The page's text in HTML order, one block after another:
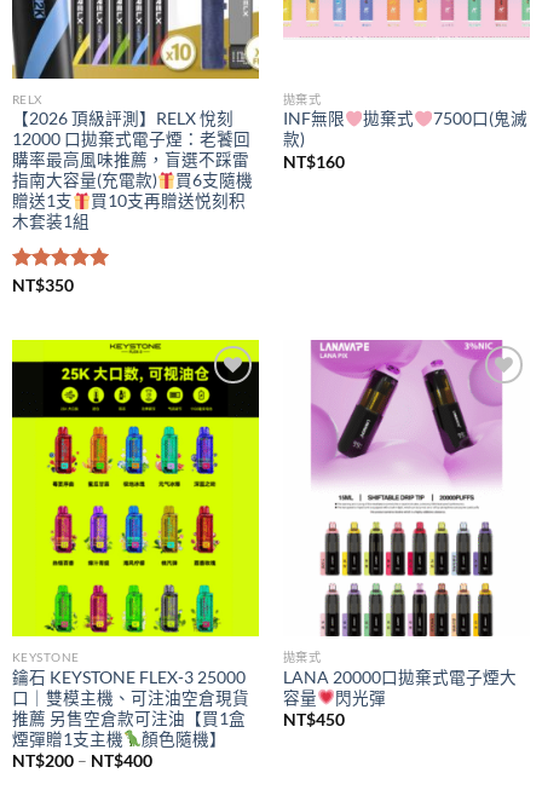
RELX
【2026 頂級評測】RELX 悅刻
12000 口拋棄式電子煙：老饕回
購率最高風味推薦，盲選不踩雷
指南大容量(充電款)
買6支隨機
贈送1支
買10支再贈送悦刻积
木套装1組
評分5.00
NT$350
拋棄式
INF無限 拋棄式
7500口(鬼滅
款)
NT$160
Add to
wishlist
KEYSTONE
鑰石 KEYSTONE FLEX-3 25000
口｜雙模主機、可注油空倉現貨
推薦 另售空倉款可注油【買1盒
煙彈贈1支主機
顏色隨機】
NT$200 – NT$400價
Add to
wishlist
拋棄式
LANA 20000口拋棄式電子煙大
容量
閃光彈
NT$450